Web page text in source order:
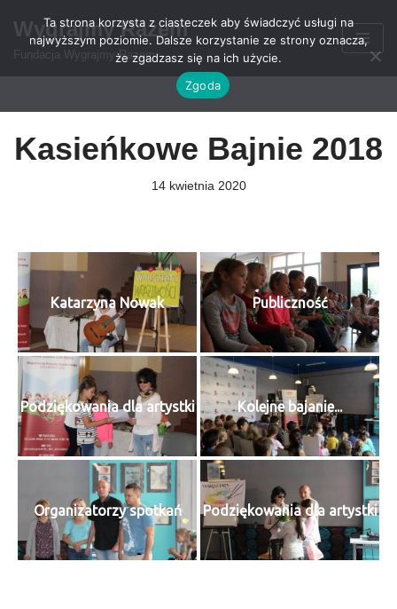
Przejdź
Wygrajmy Razem
Fundacja Wygrajmy Razem
Kasieńkowe Bajnie 2018
14 kwietnia 2020
Katarzyna Nowak Publiczność
Podziękowania dla artystki Kolejne bajanie...
Organizatorzy spotkań Podziękowania dla artystki
Ta strona korzysta z ciasteczek aby świadczyć usługi na
najwyższym poziomie. Dalsze korzystanie ze strony oznacza,
że zgadzasz się na ich użycie.
Zgoda